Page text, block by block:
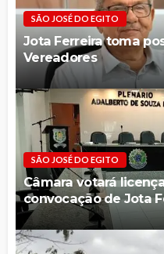
SÃO JOSÉ DO EGITO
Jota Ferreira toma
Vereadores
SÃO JOSÉ DO EGITO
Câmara votará
convocação de Jota